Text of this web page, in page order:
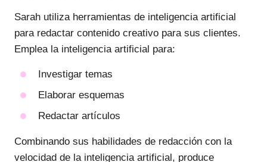
Sarah utiliza herramientas de inteligencia artificial
para redactar contenido creativo para sus clientes.
Emplea la inteligencia artificial para:
Investigar temas
Elaborar esquemas
Redactar artículos
Combinando sus habilidades de redacción con la
velocidad de la inteligencia artificial, produce